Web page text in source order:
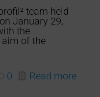
team held
January 29,
the
aim of the
0 Read more